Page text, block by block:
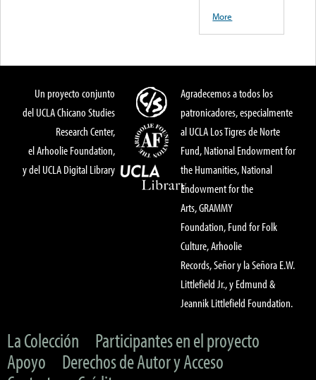
More
Un proyecto conjunto
del UCLA Chicano Studies
Research Center,
el Arhoolie Foundation,
y del UCLA Digital Library
Agradecemos a todos los
patronicadores, especialmente
al UCLA Los Tigres de Norte
Fund, National Endowment for
the Humanities, National
Endowment for the
Arts, GRAMMY
Foundation, Fund for Folk
Culture, Arhoolie
Records, Señor y la Señora E.W.
Littlefield Jr., y Edmund &
Jeannik Littlefield Foundation.
La Colección
Participantes en el proyecto
Apoyo
Derechos de Autor y Acceso